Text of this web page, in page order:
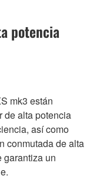
potencia
mk3 están
de alta potencia
así como
conmutada de alta
garantiza un